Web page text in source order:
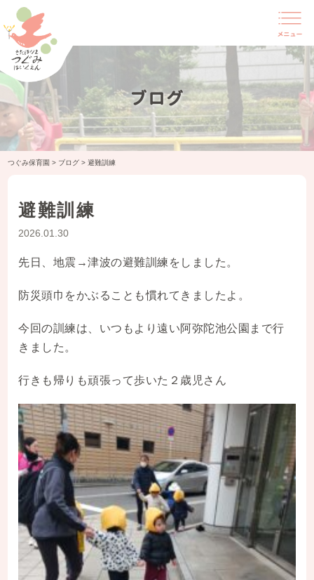
ブログ
つぐみ保育園 > ブログ >避難訓練
避難訓練
2026.01.30
先日、地震→津波の避難訓練をしました。
防災頭巾をかぶることも慣れてきましたよ。
今回の訓練は、いつもより遠い阿弥陀池公園まで行
きました。
行きも帰りも頑張って歩いた２歳児さん